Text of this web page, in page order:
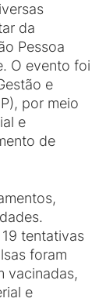
da
Pessoa
O evento foi
e
por meio
e
de
tentativas
foram
vacinadas,
e